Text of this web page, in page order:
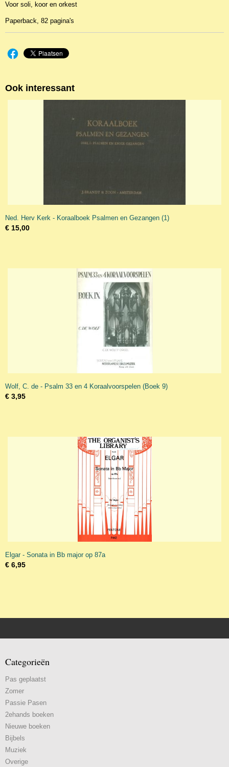
Voor soli, koor en orkest
Paperback, 82 pagina's
Ook interessant
Ned. Herv Kerk - Koraalboek Psalmen en Gezangen (1)
€ 15,00
Wolf, C. de - Psalm 33 en 4 Koraalvoorspelen (Boek 9)
€ 3,95
Elgar - Sonata in Bb major op 87a
€ 6,95
Categorieën
Pas geplaatst
Zomer
Passie Pasen
2ehands boeken
Nieuwe boeken
Bijbels
Muziek
Overige